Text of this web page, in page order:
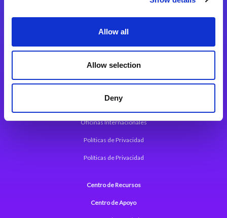
Allow all
Allow selection
Deny
Comunicados de Prensa (Inglés)
Acerca de Magic
Oficinas Internacionales
Políticas de Privacidad
Políticas de Privacidad
Centro de Recursos
Centro de Apoyo